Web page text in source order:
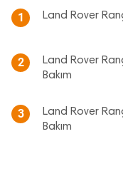
1 Land Rover
2
Land Rover
Bakım
3
Land Rover
Bakım